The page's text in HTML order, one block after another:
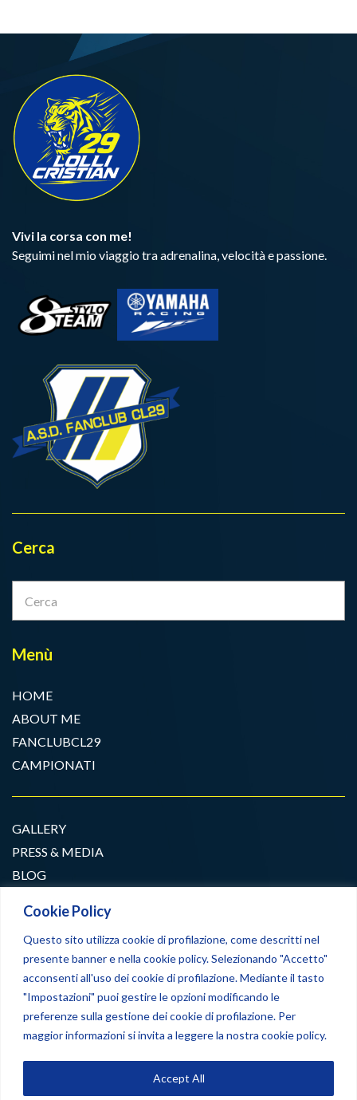
Cookie Policy
Questo sito utilizza cookie di profilazione, come descritti nel
presente banner e nella cookie policy. Selezionando "Accetto"
acconsenti all'uso dei cookie di profilazione. Mediante il tasto
"Impostazioni" puoi gestire le opzioni modificando le
preferenze sulla gestione dei cookie di profilazione. Per
maggior informazioni si invita a leggere la nostra cookie policy.
Accept All
Vivi la corsa con me!
Seguimi nel mio viaggio tra adrenalina, velocità e passione.
Cerca
per:
Menù
HOME
ABOUT ME
FANCLUBCL29
CAMPIONATI
GALLERY
PRESS & MEDIA
BLOG
Segui la diretta!
"Accendi i motori.
Seguimi e vivi ogni gara come se fossi in sella con me!"